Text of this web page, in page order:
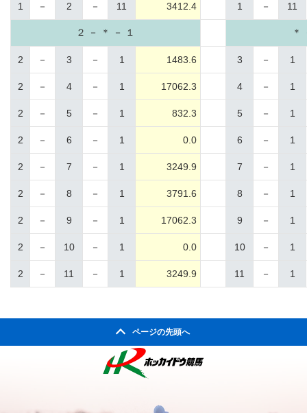
1 － 2 － 11 3412.4 1 － 11
２ － ＊ － １ ＊
2 － 3 － 1 1483.6 3 － 1
2 － 4 － 1 17062.3 4 － 1
2 － 5 － 1 832.3 5 － 1
2 － 6 － 1 0.0 6 － 1
2 － 7 － 1 3249.9 7 － 1
2 － 8 － 1 3791.6 8 － 1
2 － 9 － 1 17062.3 9 － 1
2 － 10 － 1 0.0 10 － 1
2 － 11 － 1 3249.9 11 － 1
ページの先頭へ